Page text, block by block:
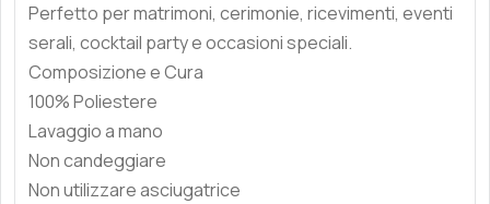
Perfetto per matrimoni, cerimonie, ricevimenti, eventi
serali, cocktail party e occasioni speciali.
Composizione e Cura
100% Poliestere
Lavaggio a mano
Non candeggiare
Non utilizzare asciugatrice